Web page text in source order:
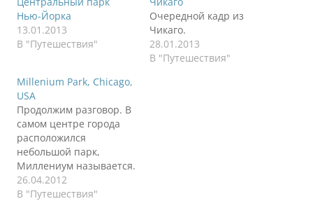
Нью-Йорка
13.01.2013
В "Путешествия"
Очередной кадр из
Чикаго.
28.01.2013
В "Путешествия"
Millenium Park, Chicago,
USA
Продолжим разговор. В
самом центре города
расположился
небольшой парк,
Миллениум называется.
С одной стороны он
граничит с озером, с
26.04.2012
В "Путешествия"